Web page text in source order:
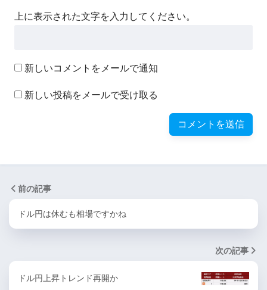
上に表示された文字を入力してください。
新しいコメントをメールで通知
新しい投稿をメールで受け取る
前の記事
ドル円は休むも相場ですかね
次の記事
ドル円上昇トレンド再開か